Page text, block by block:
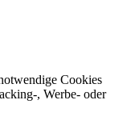
Cookies
, Werbe- oder